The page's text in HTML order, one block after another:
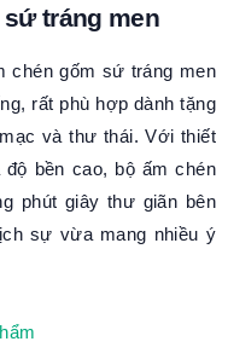
tráng men
chén gốm sứ tráng men
rất phù hợp dành tặng
và thư thái. Với thiết
bền cao, bộ ấm chén
phút giây thư giãn bên
sự vừa mang nhiều ý